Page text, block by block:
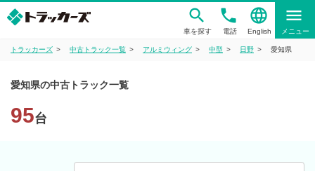
車を探す
phone
電話
language
English
menu
メニュー
トラッカーズ 中古トラック一覧 アルミウィング 中型 日野 愛知県
愛知県の中古トラック一覧
95台